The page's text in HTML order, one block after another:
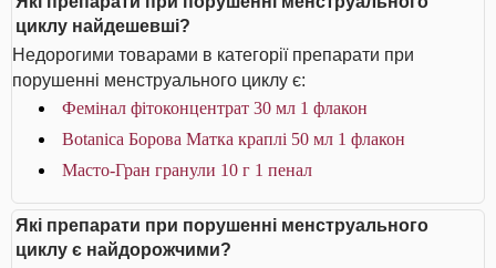
циклу найдешевші?
Недорогими товарами в категорії препарати при
порушенні менструального циклу є:
Фемінал фітоконцентрат 30 мл 1 флакон
Botanica Борова Матка краплі 50 мл 1 флакон
Масто-Гран гранули 10 г 1 пенал
Які препарати при порушенні менструального
циклу є найдорожчими?